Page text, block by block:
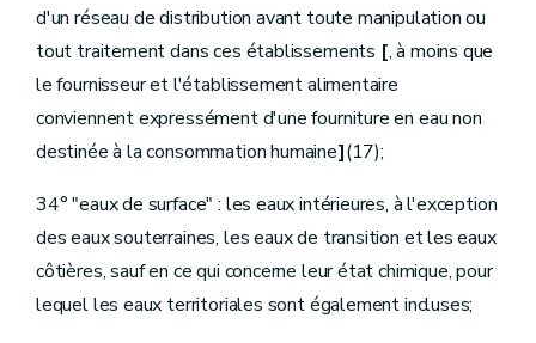
Art.D.351
Section2 Objet de la Société et missions de service public
D.352
Art.D.353
Section3
Contrat de gestion
Art.D.355
Art.D.356
Art.D.357
d'un réseau de distribution avant toute manipulation ou
tout traitement dans ces établissements [, à moins que
le fournisseur et l'établissement alimentaire
conviennent expressément d'une fourniture en eau non
destinée à la consommation humaine](17);
34° "eaux de surface" : les eaux intérieures, à l'exception
des eaux souterraines, les eaux de transition et les eaux
côtières, sauf en ce qui concerne leur état chimique, pour
lequel les eaux territoriales sont également incluses;